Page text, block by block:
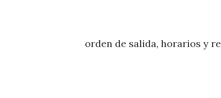
orden de salida, horarios y